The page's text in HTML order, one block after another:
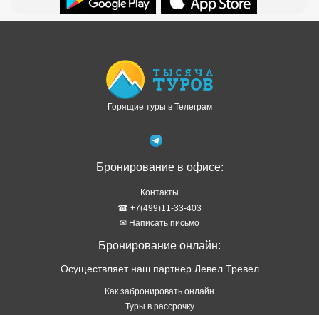
Горящие туры в Телеграм
Бронирование в офисе:
Контакты
☎ +7(499)11-33-403
✉ Написать письмо
Бронирование онлайн:
Осуществляет наш партнер Левел Тревел
Как забронировать онлайн
Туры в рассрочку